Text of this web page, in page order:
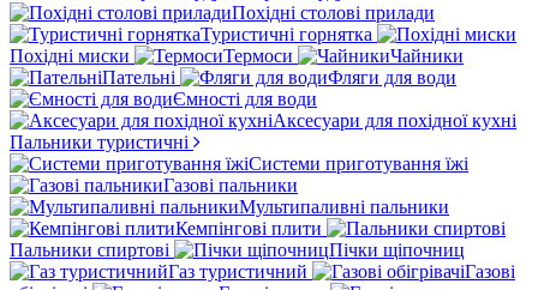
Похідні столові прилади
Туристичні горнятка
Похідні миски
Термоси
Чайники
Пательні
Фляги для води
Ємності для води
Аксесуари для похідної кухні
Пальники туристичні
Системи приготування їжі
Газові пальники
Мультипаливні пальники
Кемпінгові плити
Пальники спиртові
Пічки щіпочниц
Газ туристичний
Газові